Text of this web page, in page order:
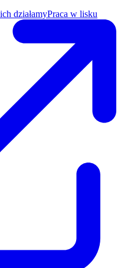
działamyPraca w lisku